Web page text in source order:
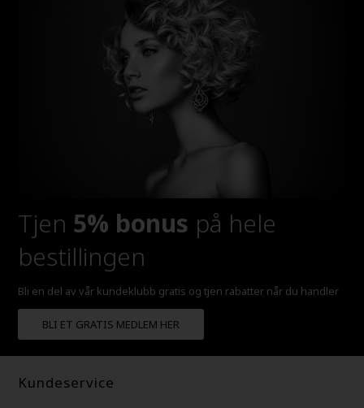
Tjen 5% bonus på hele
bestillingen
Bli en del av vår kundeklubb gratis og tjen rabatter når du handler
BLI ET GRATIS MEDLEM HER
Kundeservice